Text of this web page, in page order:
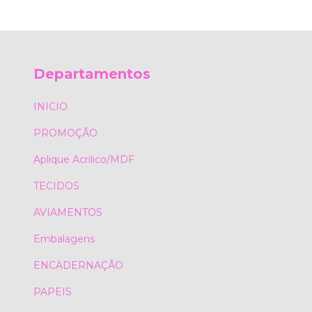
Departamentos
INICIO
PROMOÇÃO
Aplique Acrilico/MDF
TECIDOS
AVIAMENTOS
Embalagens
ENCADERNAÇÃO
PAPEIS